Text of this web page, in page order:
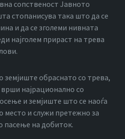
сопственост Јавното
стопанисува така што да се
и да се зголеми нивната
најголем прираст на трева
земјиште обраснато со трева,
најрационално со
и земјиште што се наоѓа
место и служи претежно за
пасење на добиток.